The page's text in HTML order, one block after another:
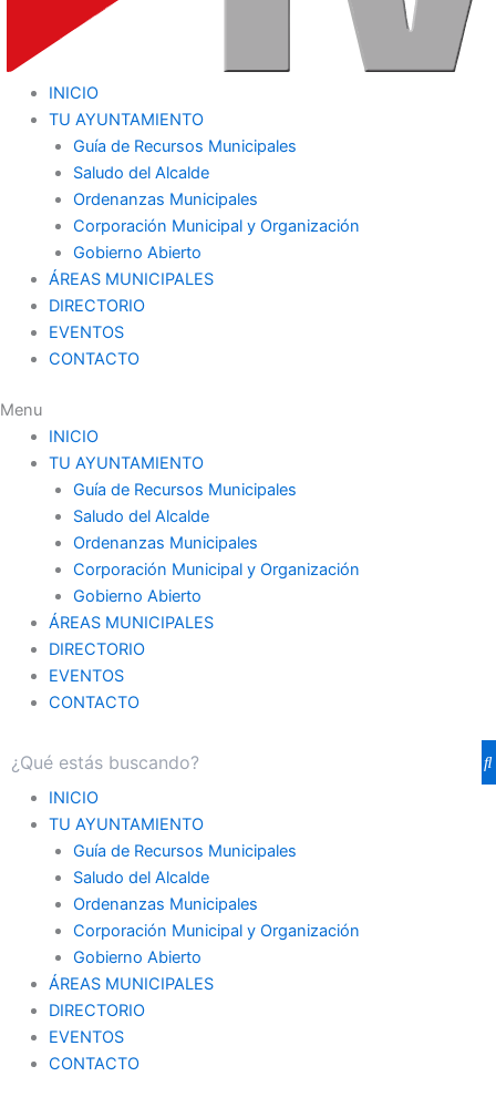
INICIO
TU AYUNTAMIENTO
Guía de Recursos Municipales
Saludo del Alcalde
Ordenanzas Municipales
Corporación Municipal y Organización
Gobierno Abierto
ÁREAS MUNICIPALES
DIRECTORIO
EVENTOS
CONTACTO
Menu
INICIO
TU AYUNTAMIENTO
Guía de Recursos Municipales
Saludo del Alcalde
Ordenanzas Municipales
Corporación Municipal y Organización
Gobierno Abierto
ÁREAS MUNICIPALES
DIRECTORIO
EVENTOS
CONTACTO
INICIO
TU AYUNTAMIENTO
Guía de Recursos Municipales
Saludo del Alcalde
Ordenanzas Municipales
Corporación Municipal y Organización
Gobierno Abierto
ÁREAS MUNICIPALES
DIRECTORIO
EVENTOS
CONTACTO